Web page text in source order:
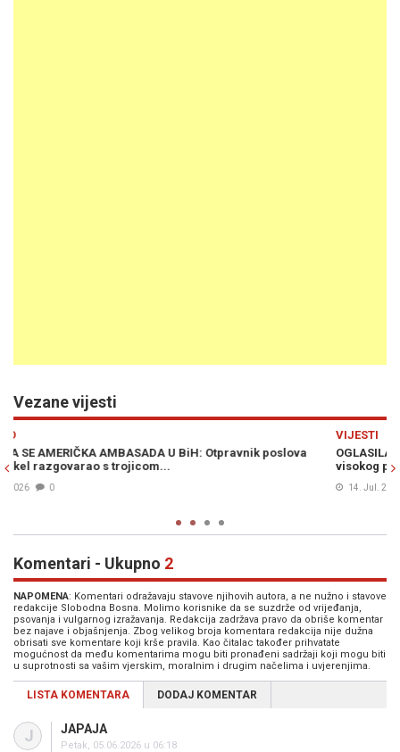
Vezane vijesti
OGLASILA SE AMERIČKA AMBASADA: Kad je u pitanju izbor
visokog predstavnika - podržat ćemo...
14. Jul. 2026
Komentari - Ukupno 2
NAPOMENA: Komentari odražavaju stavove njihovih autora, a ne nužno i stavove
redakcije Slobodna Bosna. Molimo korisnike da se suzdrže od vrijeđanja,
psovanja i vulgarnog izražavanja. Redakcija zadržava pravo da obriše komentar
bez najave i objašnjenja. Zbog velikog broja komentara redakcija nije dužna
obrisati sve komentare koji krše pravila. Kao čitalac također prihvatate
mogućnost da među komentarima mogu biti pronađeni sadržaji koji mogu biti
u suprotnosti sa vašim vjerskim, moralnim i drugim načelima i uvjerenjima.
LISTA KOMENTARA DODAJ KOMENTAR
J JAPAJA
Petak, 05.06.2026 u 06:18